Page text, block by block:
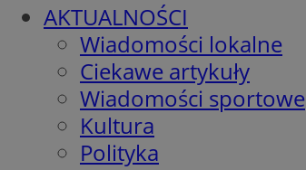
AKTUALNOŚCI
Wiadomości lokalne
Ciekawe artykuły
Wiadomości sportowe
Kultura
Polityka